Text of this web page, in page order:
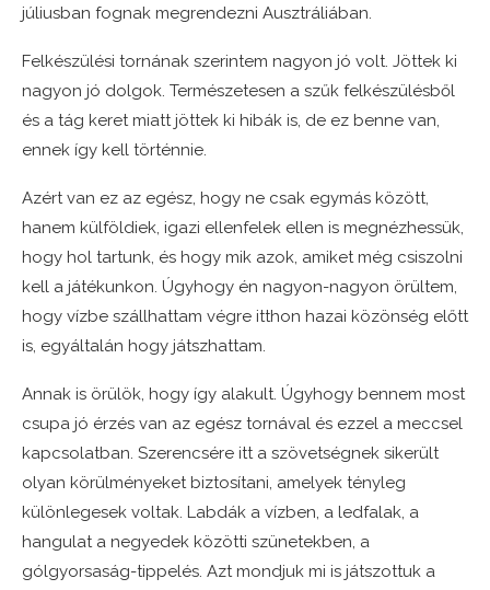
júliusban fognak megrendezni Ausztráliában.
Felkészülési tornának szerintem nagyon jó volt. Jöttek ki
nagyon jó dolgok. Természetesen a szűk felkészülésből
és a tág keret miatt jöttek ki hibák is, de ez benne van,
ennek így kell történnie.
Azért van ez az egész, hogy ne csak egymás között,
hanem külföldiek, igazi ellenfelek ellen is megnézhessük,
hogy hol tartunk, és hogy mik azok, amiket még csiszolni
kell a játékunkon. Úgyhogy én nagyon-nagyon örültem,
hogy vízbe szállhattam végre itthon hazai közönség előtt
is, egyáltalán hogy játszhattam.
Annak is örülök, hogy így alakult. Úgyhogy bennem most
csupa jó érzés van az egész tornával és ezzel a meccsel
kapcsolatban. Szerencsére itt a szövetségnek sikerült
olyan körülményeket biztosítani, amelyek tényleg
különlegesek voltak. Labdák a vízben, a ledfalak, a
hangulat a negyedek közötti szünetekben, a
gólgyorsaság-tippelés. Azt mondjuk mi is játszottuk a